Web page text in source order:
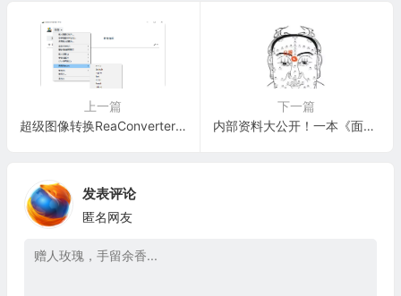
上一篇
超级图像转换ReaConverter Pro v8.0.223 绿色版
下一篇
内部资料大公开！一本《面相300问》，教你一眼看穿人心、财运与健康！
发表评论
匿名网友